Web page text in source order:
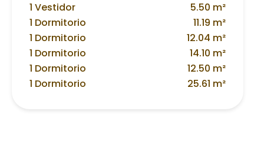
1 Vestidor
5.50 m²
1 Dormitorio
11.19 m²
1 Dormitorio
12.04 m²
1 Dormitorio
14.10 m²
1 Dormitorio
12.50 m²
1 Dormitorio
25.61 m²